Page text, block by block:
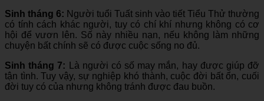
Sinh tháng 6: Người tuổi Tuất sinh vào tiết Tiểu Thử thường
có tính cách khác người, tuy có chí khí nhưng không có cơ
hội để vươn lên. Số này nhiều nạn, nếu không làm những
chuyện bất chính sẽ có được cuộc sống no đủ.
Sinh tháng 7: Là người có số may mắn, hay được giúp đỡ
tận tình. Tuy vậy, sự nghiệp khó thành, cuộc đời bất ổn, cuối
đời tuy có của nhưng không tránh được đau buồn.